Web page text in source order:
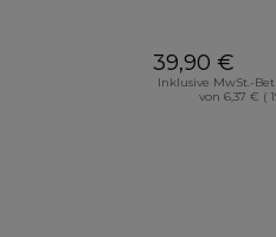
39,90 €
Inklusive MwSt.-
von 6,37 € (